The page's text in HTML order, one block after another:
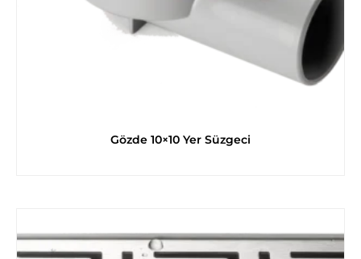
Gözde 10×10 Yer Süzgeci